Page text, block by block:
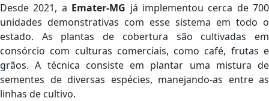
Desde 2021, a Emater-MG já implementou cerca de 700
unidades demonstrativas com esse sistema em todo o
estado. As plantas de cobertura são cultivadas em
consórcio com culturas comerciais, como café, frutas e
grãos. A técnica consiste em plantar uma mistura de
sementes de diversas espécies, manejando-as entre as
linhas de cultivo.